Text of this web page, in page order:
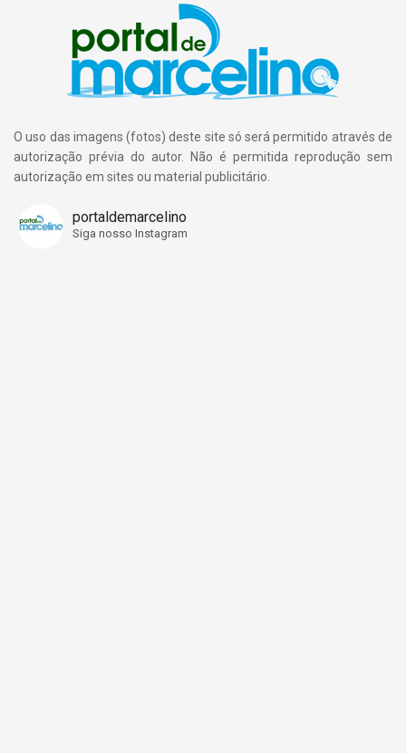
O uso das imagens (fotos) deste site só será permitido através de
autorização prévia do autor. Não é permitida reprodução sem
autorização em sites ou material publicitário.
portaldemarcelino
Siga nosso Instagram